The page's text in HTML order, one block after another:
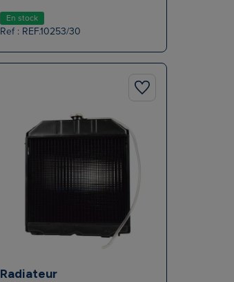
En stock
Ref : REF.10253/30
Radiateur